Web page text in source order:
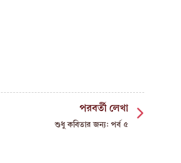
পরবর্তী লেখা
শুধু কবিতার জন্য: পর্ব ৫